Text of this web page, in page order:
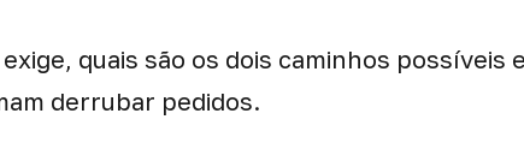
quais são os dois caminhos possíveis e
derrubar pedidos.